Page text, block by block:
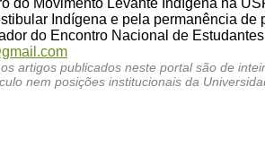
do Movimento Levante Indígena na
Indígena e pela permanência
do Encontro Nacional de